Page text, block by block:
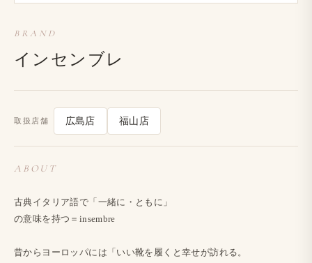
BRAND
インセンブレ
取扱店舗 広島店 福山店
ABOUT
古典イタリア語で​「一緒に​・ともに」
の​意味を​持つ＝insembre
昔から​ヨーロッパには​「いい靴を​履くと​幸せが​訪れる。